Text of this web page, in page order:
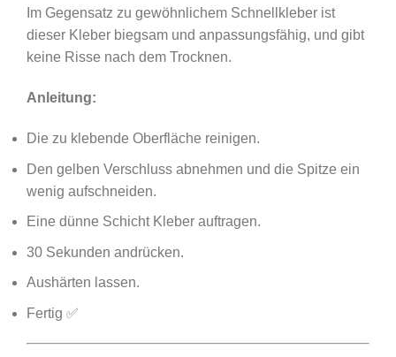
Im Gegensatz zu gewöhnlichem Schnellkleber ist
dieser Kleber biegsam und anpassungsfähig, und gibt
keine Risse nach dem Trocknen.
Anleitung:
Die zu klebende Oberfläche reinigen.
Den gelben Verschluss abnehmen und die Spitze ein
wenig aufschneiden.
Eine dünne Schicht Kleber auftragen.
30 Sekunden andrücken.
Aushärten lassen.
Fertig ✅